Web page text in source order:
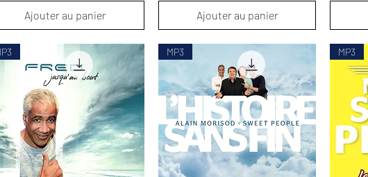
Ajouter au panier Ajouter au panier
MP3 MP3